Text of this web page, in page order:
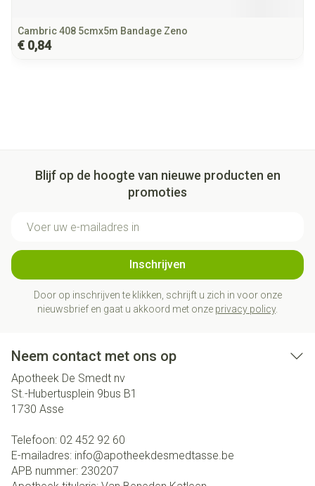
Cambric 408 5cmx5m Bandage Zeno
€ 0,84
Blijf op de hoogte van nieuwe producten en
promoties
Inschrijven
Door op inschrijven te klikken, schrijft u zich in voor onze
nieuwsbrief en gaat u akkoord met onze privacy policy.
Neem contact met ons op
Apotheek De Smedt nv
St.-Hubertusplein 9bus B1
1730 Asse
Telefoon: 02 452 92 60
E-mailadres: info@apotheekdesmedtasse.be
APB nummer: 230207